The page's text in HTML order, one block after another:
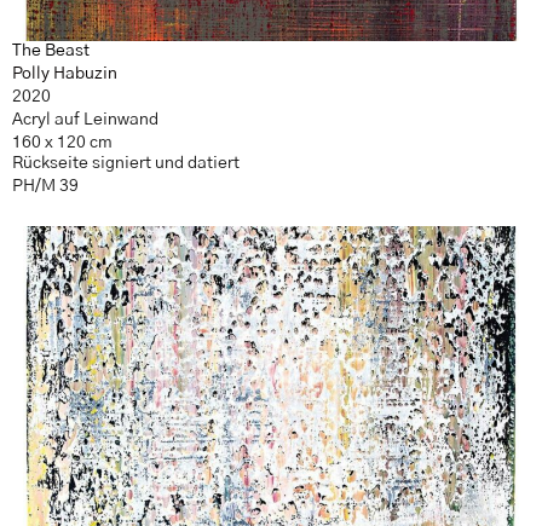
The Beast
Polly Habuzin
2020
Acryl auf Leinwand
160 x 120 cm
Rückseite signiert und datiert
PH/M 39